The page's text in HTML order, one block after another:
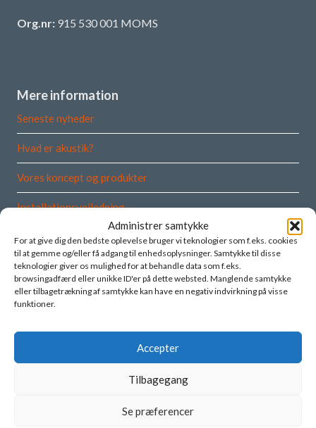
Administrer samtykke
For at give dig den bedste oplevelse bruger vi teknologier som f.eks. cookies
til at gemme og/eller få adgang til enhedsoplysninger. Samtykke til disse
teknologier giver os mulighed for at behandle data som f.eks.
browsingadfærd eller unikke ID'er på dette websted. Manglende samtykke
eller tilbagetrækning af samtykke kan have en negativ indvirkning på visse
funktioner.
Accepter
Tilbagegang
Se præferencer
Org.nr: 915 530 001 MOMS
Mere information
Seneste nyheder
Hvad er akustik?
Vores koncept og produkter
Installationsvejledning
Demofilm
Min konto
Indkøbsvogn
Norsk Akustikksenter tilbyder lydisoleringsløsninger, der
effektivt skaber et godt og behageligt akustisk miljø. Vi er
hjemmet og arbejdspladsen.
Norsk Akustikksenter har taget en bevidst beslutning om